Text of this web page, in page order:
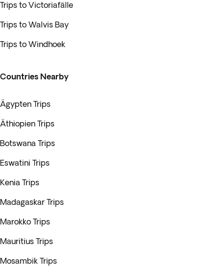
Trips to Victoriafälle
Trips to Walvis Bay
Trips to Windhoek
Countries Nearby
Ägypten Trips
Äthiopien Trips
Botswana Trips
Eswatini Trips
Kenia Trips
Madagaskar Trips
Marokko Trips
Mauritius Trips
Mosambik Trips